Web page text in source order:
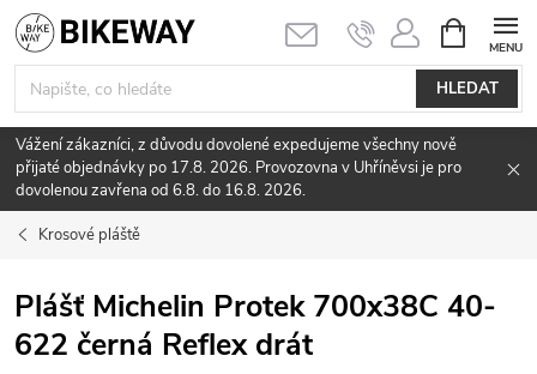
Přejít
na
obsah
HLEDAT
NÁKUPNÍ
KOŠÍK
Vážení zákazníci, z důvodu dovolené expedujeme všechny nově
přijaté objednávky po 17.8. 2026. Provozovna v Uhříněvsi je pro
dovolenou zavřena od 6.8. do 16.8. 2026.
Krosové pláště
Plášť Michelin Protek 700x38C 40-
622 černá Reflex drát